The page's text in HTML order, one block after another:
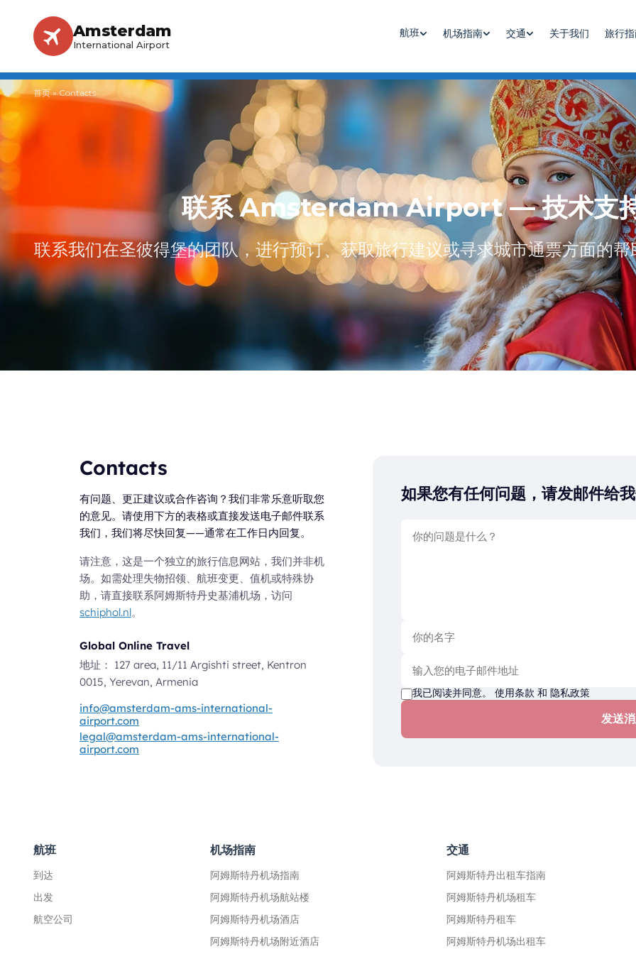
Amsterdam
International Airport
航班 机场指南 交通 关于我们 旅行
首页»Contacts
联系 Amsterdam Airport — 技术支
联系我们在圣彼得堡的团队，进行预订、获取旅行建议或寻求城市通票方面的
Contacts
有问题、更正建议或合作咨询？我们非常乐意听取您
的意见。请使用下方的表格或直接发送电子邮件联系
我们，我们将尽快回复——通常在工作日内回复。
请注意，这是一个独立的旅行信息网站，我们并非机
场。如需处理失物招领、航班变更、值机或特殊协
助，请直接联系阿姆斯特丹史基浦机场，访问
schiphol.nl。
Global Online Travel
地址： 127 area, 11/11 Argishti street, Kentron
0015, Yerevan, Armenia
info@amsterdam-ams-international-
airport.com
legal@amsterdam-ams-international-
airport.com
如果您有任何问题，请发邮件给
我已阅读并同意。 使用条款 和 隐私政策
发送
航班
到达
出发
航空公司
机场指南
阿姆斯特丹机场指南
阿姆斯特丹机场航站楼
阿姆斯特丹机场酒店
阿姆斯特丹机场附近酒店
交通
阿姆斯特丹出租车指南
阿姆斯特丹机场租车
阿姆斯特丹租车
阿姆斯特丹机场出租车